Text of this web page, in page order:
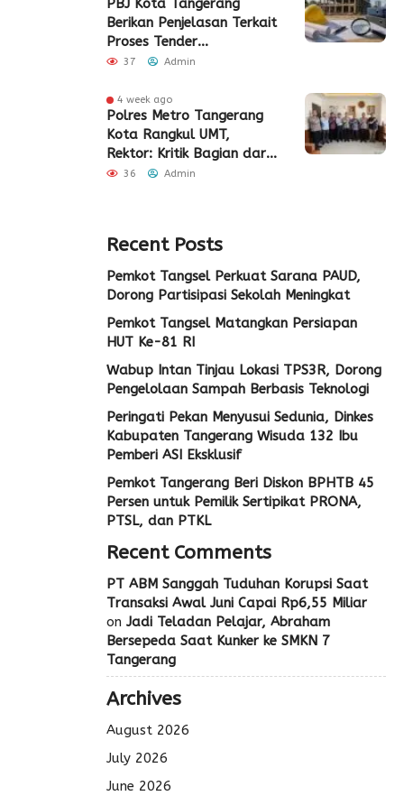
PBJ Kota Tangerang
Berikan Penjelasan Terkait
Proses Tender
Pembangunan Eks Pabrik
37 Admin
4 week ago
Polres Metro Tangerang
Kota Rangkul UMT,
Rektor: Kritik Bagian dari
Demokrasi
36 Admin
Recent Posts
Pemkot Tangsel Perkuat Sarana PAUD,
Dorong Partisipasi Sekolah Meningkat
Pemkot Tangsel Matangkan Persiapan
HUT Ke-81 RI
Wabup Intan Tinjau Lokasi TPS3R, Dorong
Pengelolaan Sampah Berbasis Teknologi
Peringati Pekan Menyusui Sedunia, Dinkes
Kabupaten Tangerang Wisuda 132 Ibu
Pemberi ASI Eksklusif
Pemkot Tangerang Beri Diskon BPHTB 45
Persen untuk Pemilik Sertipikat PRONA,
PTSL, dan PTKL
Recent Comments
PT ABM Sanggah Tuduhan Korupsi Saat
Transaksi Awal Juni Capai Rp6,55 Miliar
on Jadi Teladan Pelajar, Abraham
Bersepeda Saat Kunker ke SMKN 7
Tangerang
Archives
August 2026
July 2026
June 2026